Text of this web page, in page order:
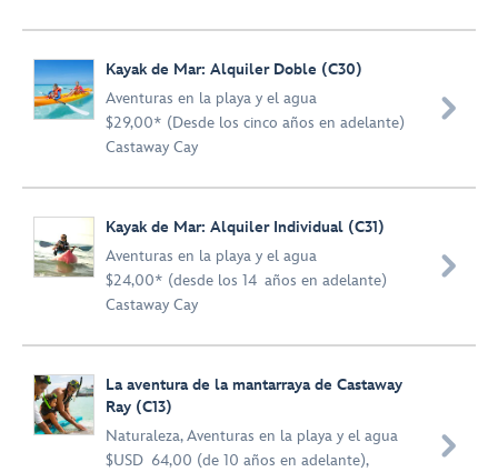
Kayak de Mar: Alquiler Doble (C30)
Aventuras en la playa y el agua
$29,00* (Desde los cinco años en adelante)
Castaway Cay

Kayak de Mar: Alquiler Individual (C31)
Aventuras en la playa y el agua
$24,00* (desde los 14 años en adelante)
Castaway Cay

La aventura de la mantarraya de Castaway
Ray (C13)
Naturaleza,Aventuras en la playa y el agua
$USD 64,00 (de 10 años en adelante),
